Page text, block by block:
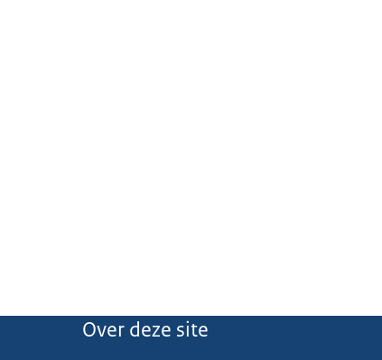
Over deze site